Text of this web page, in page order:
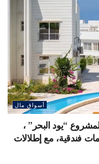
أسواق مال
“يود البحر” ،
فندقية، مع إطلالات